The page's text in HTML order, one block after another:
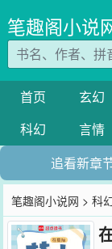
笔趣阁小说
首页 玄幻
科幻
言情
追看新章
笔趣阁小说网 >科